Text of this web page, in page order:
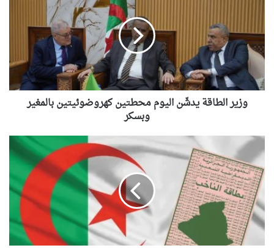
البيع”..شهادات عليا لمن يملك المال فقط
يدشّن
محطتين
كهروضوئيتين
بالمغير
وبسكر
وزير الطاقة يدشّن اليوم محطتين كهروضوئيتين بالمغير
وبسكر
السلطة
المستقلة
للإنتخابات:
ارتفاع
في
عدد
الهيئة
الناخبة